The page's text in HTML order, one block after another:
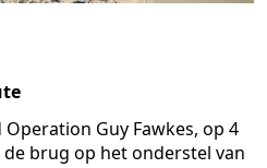
Guy Fawkes, op 4
brug op het onderstel van